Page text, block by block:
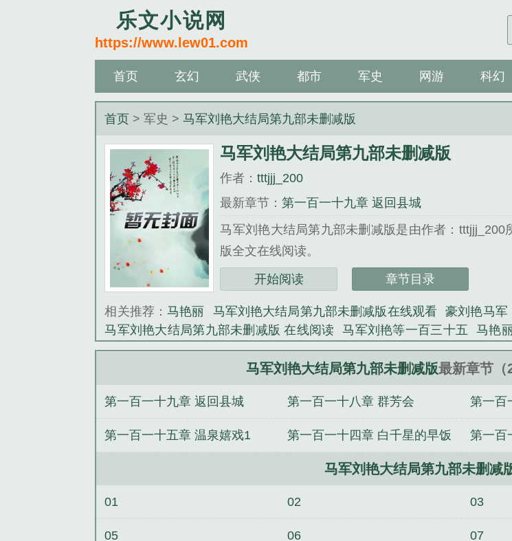
乐文小说网
https://www.lew01.com
首页 玄幻 武侠 都市 军史 网游 科幻
首页 > 军史 >马军刘艳大结局第九部未删减版
马军刘艳大结局第九部未删减版
作者：tttjjj_200
最新章节：第一百一十九章 返回县城
马军刘艳大结局第九部未删减版是由作者：
版全文在线阅读。
三秒记住本站：乐文小说网 网址：www.lew01.com...
《马军刘艳大结局第九部未删减版》是tttjjj_200精心
开始阅读 章节目录
相关推荐：马艳丽 马军刘艳大结局第九部未删减版在线观看 豪刘艳马军
马军刘艳大结局第九部未删减版 在线阅读
马军刘艳等一百三十五 马艳
播放 马艳丽与刘岩 杀敌换媳妇？我一人屠城！ 你吃饭没有by车厘崽
来尝一尝by车厘崽未删减版 马军刘艳大结局第
无弹窗 蜜茶by车厘崽未删减版 撩月by车厘崽笔趣阁无弹窗 马军刘艳大
马军刘艳大结局第九部未删减版最新章节（
第一百一十九章 返回县城 第一百一十八章 群芳会 第一百
第一百一十五章 温泉嬉戏1 第一百一十四章 白千星的早饭 第一百
马军刘艳大结局第九部未删减
01 02 03
05 06 07